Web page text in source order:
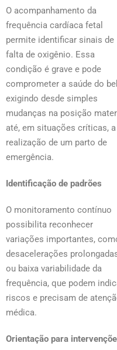
O acompanhamento da
frequência cardíaca fetal
permite identificar sinais de
falta de oxigênio. Essa
condição é grave e pode
comprometer a saúde do
exigindo desde simples
mudanças na posição
até, em situações críticas, a
realização de um parto de
emergência.
Identificação de padrões
O monitoramento contínuo
possibilita reconhecer
variações importantes,
desacelerações
ou baixa variabilidade da
frequência, que podem
riscos e precisam de
médica.
Orientação para